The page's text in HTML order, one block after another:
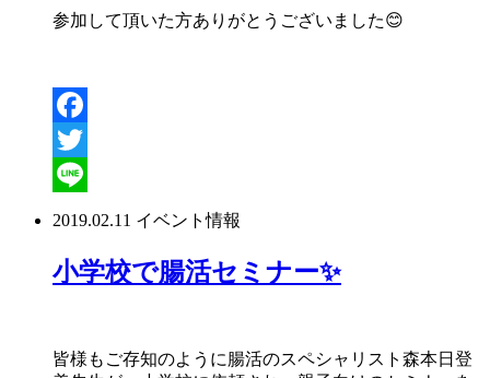
参加して頂いた方ありがとうございました😊
Facebook
Twitter
2019.02.11 イベント情報
小学校で腸活セミナー✨
皆様もご存知のように腸活のスペシャリスト森本日登